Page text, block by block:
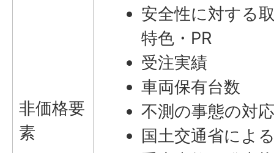
非価格要
素
安全性に対する
特色・PR
受注実績
車両保有台数
不測の事態の対
国土交通省によ